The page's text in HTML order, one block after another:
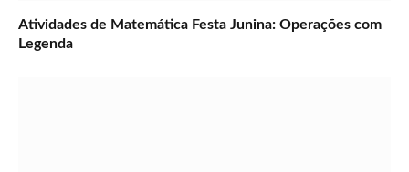
Atividades de Matemática Festa Junina: Operações com
Legenda